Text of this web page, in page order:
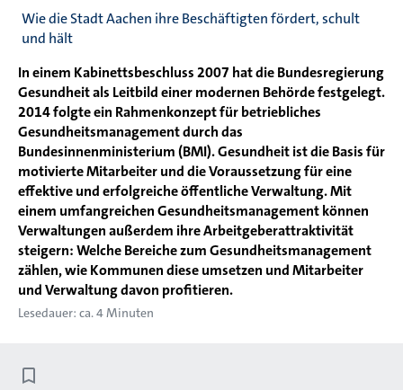
Wie die Stadt Aachen ihre Beschäftigten fördert, schult
und hält
In einem Kabinettsbeschluss 2007 hat die Bundesregierung
Gesundheit als Leitbild einer modernen Behörde festgelegt.
2014 folgte ein Rahmenkonzept für betriebliches
Gesundheitsmanagement durch das
Bundesinnenministerium (BMI). Gesundheit ist die Basis für
motivierte Mitarbeiter und die Voraussetzung für eine
effektive und erfolgreiche öffentliche Verwaltung. Mit
einem umfangreichen Gesundheitsmanagement können
Verwaltungen außerdem ihre Arbeitgeberattraktivität
steigern: Welche Bereiche zum Gesundheitsmanagement
zählen, wie Kommunen diese umsetzen und Mitarbeiter
und Verwaltung davon profitieren.
Lesedauer: ca. 4 Minuten